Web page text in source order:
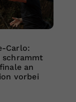
Carlo:
schrammt
an
vorbei